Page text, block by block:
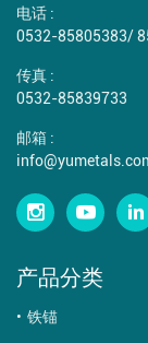
电话 :
0532-85805383/
传真 :
0532-85839733
邮箱 :
产品分类
铁锚